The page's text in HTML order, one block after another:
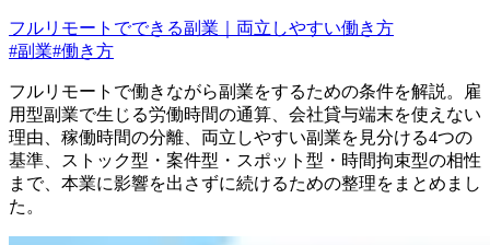
フルリモートでできる副業｜両立しやすい働き方
#副業#働き方
フルリモートで働きながら副業をするための条件を解説。雇
用型副業で生じる労働時間の通算、会社貸与端末を使えない
理由、稼働時間の分離、両立しやすい副業を見分ける4つの
基準、ストック型・案件型・スポット型・時間拘束型の相性
まで、本業に影響を出さずに続けるための整理をまとめまし
た。